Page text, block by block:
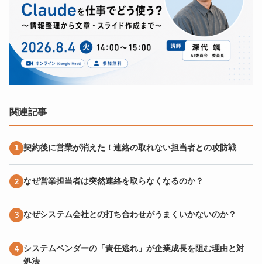
関連記事
契約後に営業が消えた！連絡の取れない担当者との攻防戦
なぜ営業担当者は突然連絡を取らなくなるのか？
なぜシステム会社との打ち合わせがうまくいかないのか？
システムベンダーの「責任逃れ」が企業成長を阻む理由と対
処法